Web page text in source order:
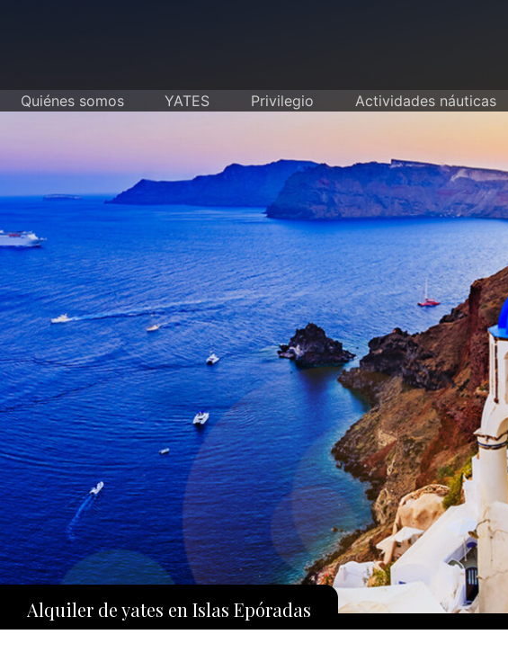
Quiénes somos YATES Privilegio Actividades náuticas
Alquiler de yates en Islas Epóradas